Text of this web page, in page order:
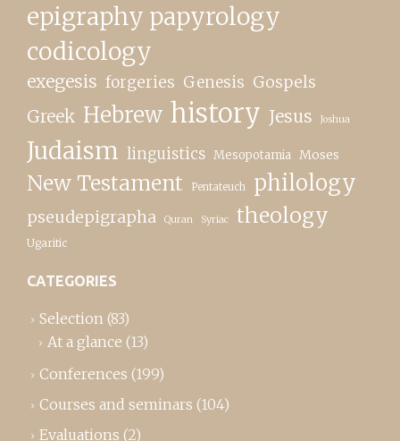
epigraphy papyrology
codicology
exegesis forgeries Genesis Gospels
Greek Hebrew history Jesus Joshua
Judaism linguistics Mesopotamia Moses
New Testament Pentateuch philology
pseudepigrapha Quran Syriac theology
Ugaritic
CATEGORIES
Selection (83)
At a glance (13)
Conferences (199)
Courses and seminars (104)
Evaluations (2)